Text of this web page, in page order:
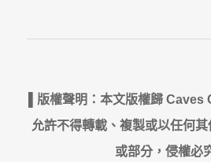
▌版權聲明：本文版權歸
允許不得轉載、複製或以任何
或部分，侵權必